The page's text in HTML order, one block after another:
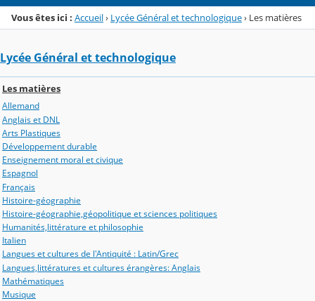
Vous êtes ici : Accueil› Lycée Général et technologique› Les matières
Lycée Général et technologique
Les matières
Allemand
Anglais et DNL
Arts Plastiques
Développement durable
Enseignement moral et civique
Espagnol
Français
Histoire-géographie
Histoire-géographie,géopolitique et sciences politiques
Humanités,littérature et philosophie
Italien
Langues et cultures de l'Antiquité : Latin/Grec
Langues,littératures et cultures érangères: Anglais
Mathématiques
Musique